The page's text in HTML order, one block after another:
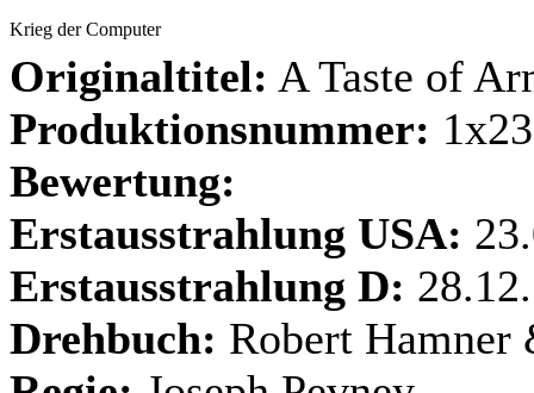
Krieg der Computer
Originaltitel: A Taste of
Produktionsnummer: 1x23
Bewertung:
Erstausstrahlung USA:
Erstausstrahlung D:
Drehbuch: Robert Hamner